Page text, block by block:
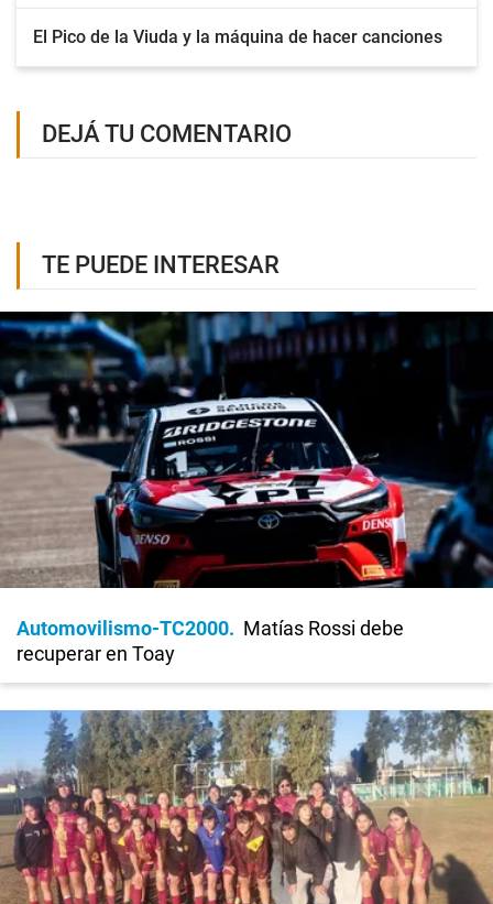
El Pico de la Viuda y la máquina de hacer canciones
DEJÁ TU COMENTARIO
TE PUEDE INTERESAR
Automovilismo-TC2000
Matías Rossi debe
recuperar en Toay